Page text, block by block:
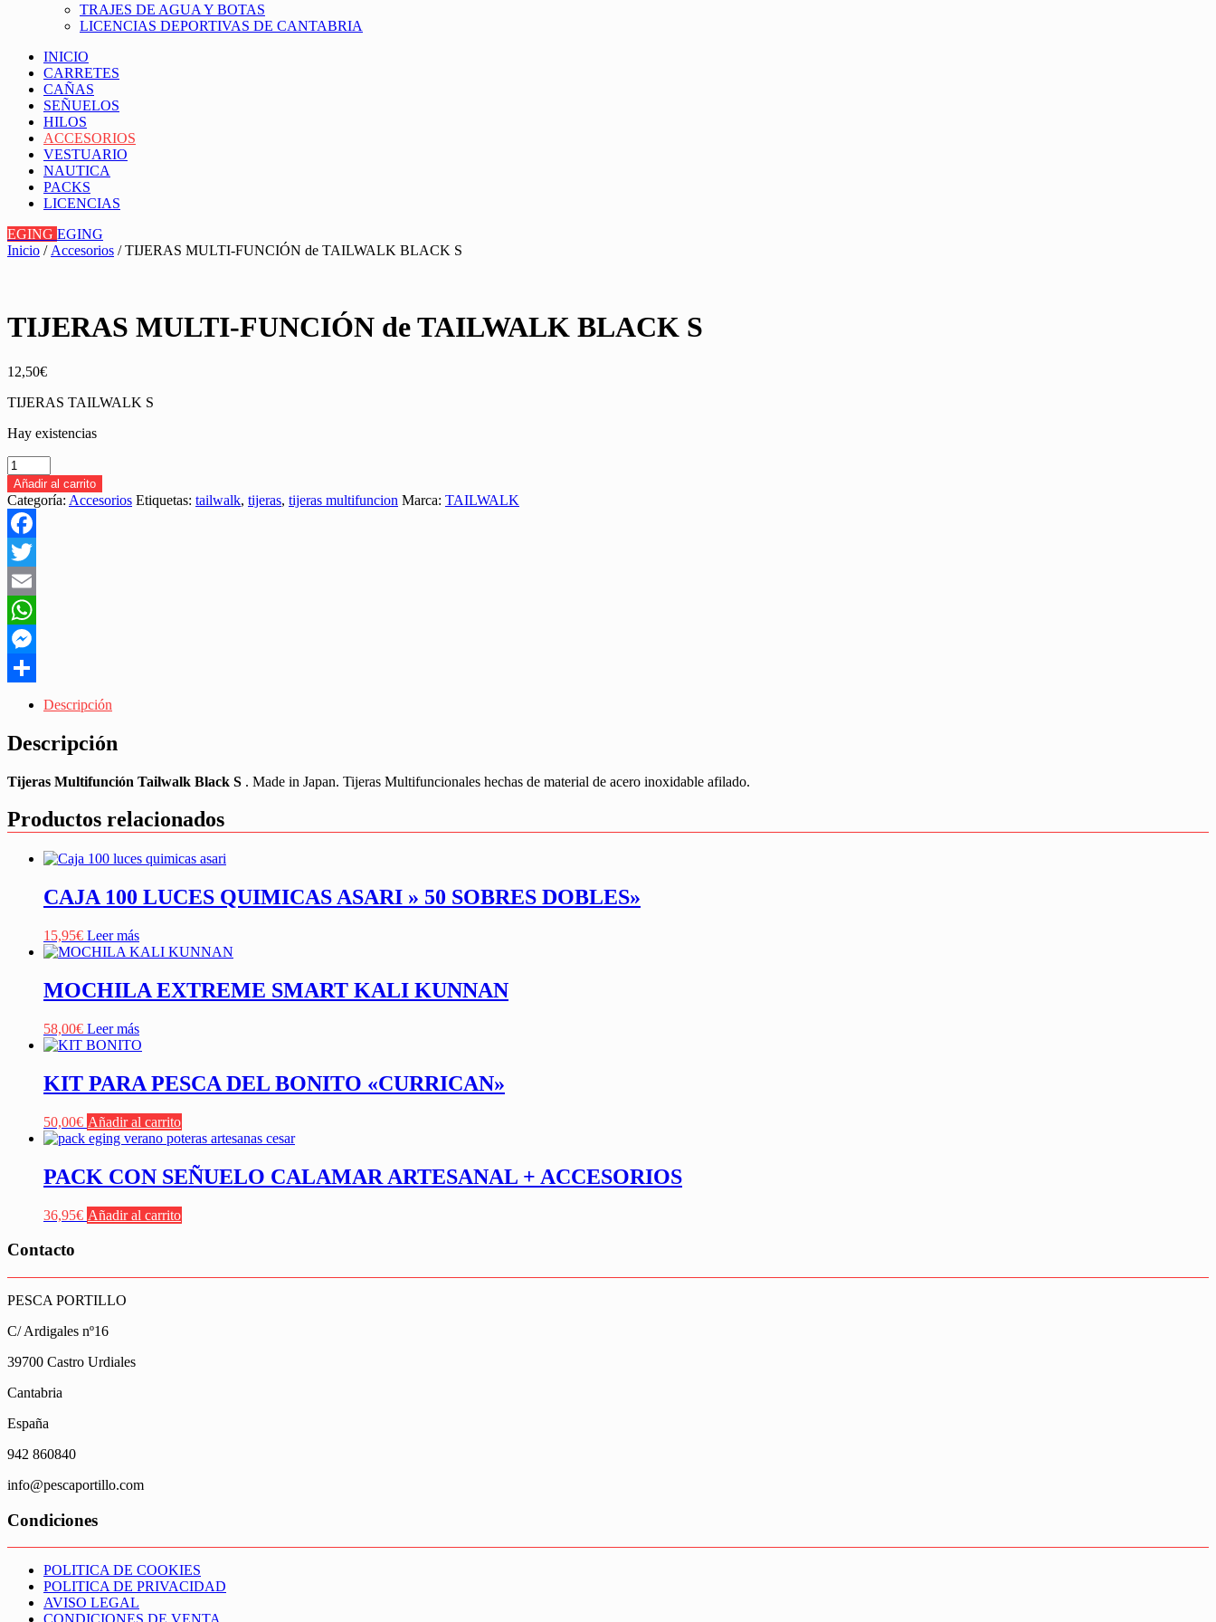
TRAJES DE AGUA Y BOTAS
LICENCIAS DEPORTIVAS DE CANTABRIA
INICIO
CARRETES
CAÑAS
SEÑUELOS
HILOS
ACCESORIOS
VESTUARIO
NAUTICA
PACKS
LICENCIAS
EGING EGING
Inicio / Accesorios / TIJERAS MULTI-FUNCIÓN de TAILWALK BLACK S
TIJERAS MULTI-FUNCIÓN de TAILWALK BLACK S
12,50€
TIJERAS TAILWALK S
Hay existencias
TIJERAS
MULTI-
FUNCIÓN
de
TAILWALK
BLACK
S
cantidad
Añadir al carrito
Categoría: Accesorios Etiquetas: tailwalk, tijeras, tijeras multifuncion Marca: TAILWALK
Facebook
Twitter
Email
WhatsApp
Messenger
Descripción
Descripción
Tijeras Multifunción Tailwalk Black S . Made in Japan. Tijeras Multifuncionales hechas de material de acero inoxidable afilado.
Productos relacionados
CAJA 100 LUCES QUIMICAS ASARI » 50 SOBRES DOBLES»
15,95€ Leer más
MOCHILA EXTREME SMART KALI KUNNAN
58,00€ Leer más
KIT PARA PESCA DEL BONITO «CURRICAN»
50,00€ Añadir al carrito
PACK CON SEÑUELO CALAMAR ARTESANAL + ACCESORIOS
36,95€ Añadir al carrito
Contacto
PESCA PORTILLO
C/ Ardigales nº16
39700 Castro Urdiales
Cantabria
España
942 860840
info@pescaportillo.com
Condiciones
POLITICA DE COOKIES
POLITICA DE PRIVACIDAD
AVISO LEGAL